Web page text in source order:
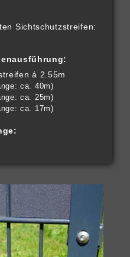
Sichtschutzstreifen:
á 2.55m
ca. 40m)
ca. 25m)
ca. 17m)